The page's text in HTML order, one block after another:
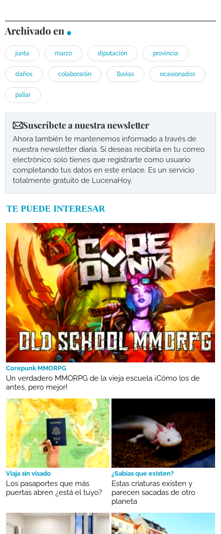
Archivado en
junta marzo diputación provincia
daños colaborarán lluvias ocasionados
paliar
Suscríbete a nuestra newsletter
Ahora también te mantenemos informado a través de
nuestra newsletter diaria. Si deseas recibirla en tu correo
electrónico solo tienes que registrarte como usuario
completando tus datos en este enlace. Es un servicio
totalmente gratuito de LucenaHoy.
TE PUEDE INTERESAR
Corepunk MMORPG
Un verdadero MMORPG de la vieja escuela ¡Cómo los de
antes, pero mejor!
Viaja sin visado
Los pasaportes que más
puertas abren ¿está el tuyo?
¿Sabías que existen?
Estas criaturas existen y
parecen sacadas de otro
planeta